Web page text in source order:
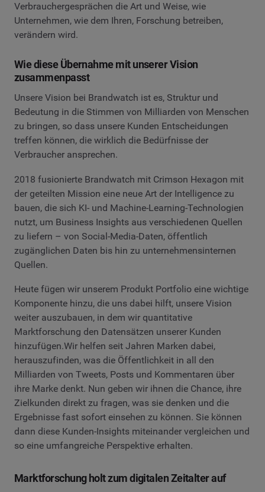
Verbrauchergesprächen die Art und Weise, wie
Unternehmen, wie dem Ihren, Forschung betreiben,
verändern wird.
Wie diese Übernahme mit unserer Vision
zusammenpasst
Unsere Vision bei Brandwatch ist es, Struktur und
Bedeutung in die Stimmen von Milliarden von Menschen
zu bringen, so dass unsere Kunden Entscheidungen
treffen können, die wirklich die Bedürfnisse der
Verbraucher ansprechen.
2018 fusionierte Brandwatch mit Crimson Hexagon mit
der geteilten Mission eine neue Art der Intelligence zu
bauen, die sich KI- und Machine-Learning-Technologien
nutzt, um Business Insights aus verschiedenen Quellen
zu liefern – von Social-Media-Daten, öffentlich
zugänglichen Daten bis hin zu unternehmensinternen
Quellen.
Heute fügen wir unserem Produkt Portfolio eine wichtige
Komponente hinzu, die uns dabei hilft, unsere Vision
weiter auszubauen, in dem wir quantitative
Marktforschung den Datensätzen unserer Kunden
hinzufügen.Wir helfen seit Jahren Marken dabei,
herauszufinden, was die Öffentlichkeit in all den
Milliarden von Tweets, Posts und Kommentaren über
ihre Marke denkt. Nun geben wir ihnen die Chance, ihre
Zielkunden direkt zu fragen, was sie denken und die
Ergebnisse fast sofort einsehen zu können. Sie können
dann diese Kunden-Insights miteinander vergleichen und
so eine umfangreiche Perspektive erhalten.
Marktforschung holt zum digitalen Zeitalter auf